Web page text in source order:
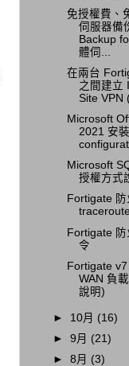
免授權費、
伺服器備
Backup
體伺...
在兩台
之間建立
Site VPN
Microsoft
2021 安
Microsoft
授權方式
Fortigate 防
Fortigate
令
Fortigate
WAN 負
說明)
► 10月 (16)
►9月 (21)
►8月 (3)